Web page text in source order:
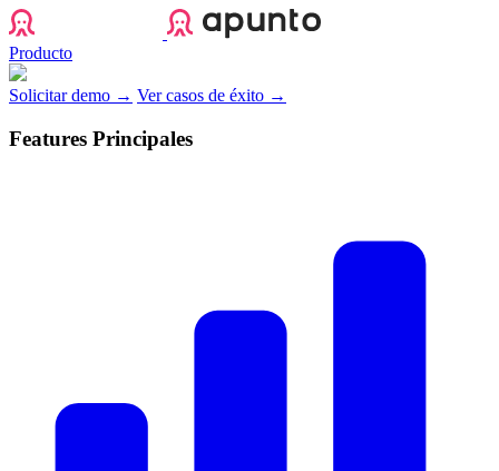
Apunto
Producto
Solicitar demo → Ver casos de éxito →
Features Principales